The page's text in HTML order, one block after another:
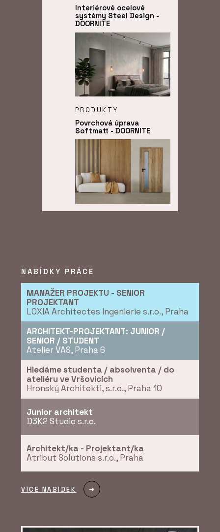
Interiérové ocelové
systémy Steel Design -
DOORNITE
PRODUKTY
Povrchová úprava
Softmatt - DOORNITE
PRODUKTY
Dveřní systém Seguridad
Pro+ - DOORNITE
NABÍDKY PRÁCE
MANAŽER PROJEKTU - SENIOR
PROJEKTANT
LOXIA Architectes Ingenierie s.r.o., Praha
ARCHITEKT-PROJEKTANT: JUNIOR /
SENIOR / STUDENT
Atelier VAS, Praha 6
Hledáme studenta / absolventa / do
ateliéru ve Vršovicích
Hronský Architekti, s.r.o., Praha 10
Junior architekt
D3K2 Studio s.r.o.
Architekt/ka - Projektant/ka
Atribut Solutions s.r.o., Praha
VÍCE NABÍDEK